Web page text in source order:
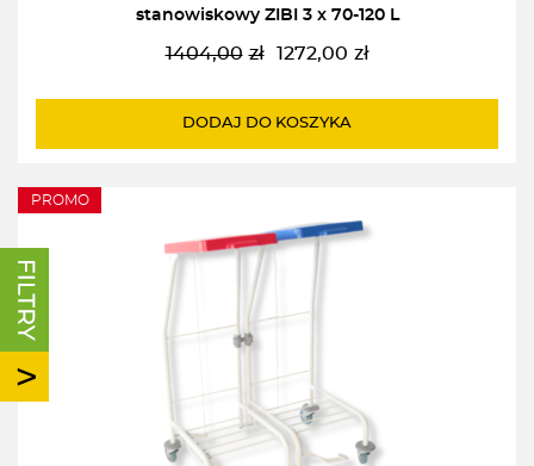
stanowiskowy ZIBI 3 x 70-120 L
1404,00 zł
Pierwotna
wynosiła:
1272,00 zł
Aktualna
wynosi:
DODAJ DO KOSZYKA
PROMO